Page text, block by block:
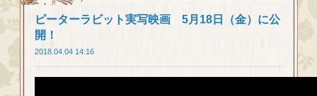
ピーターラビット実写映画 5月18日（金）に公
開！
2018.04.04 14:16